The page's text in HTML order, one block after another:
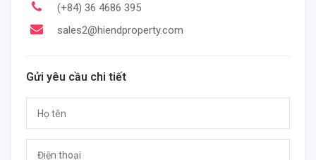
(+84) 36 4686 395
sales2@hiendproperty.com
Gửi yêu cầu chi tiết